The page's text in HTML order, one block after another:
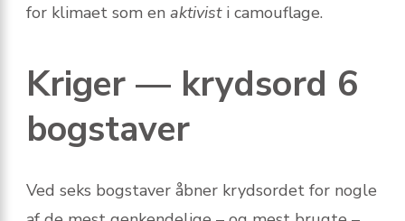
for klimaet som en aktivisti camouflage.
Kriger — krydsord 6
bogstaver
Ved seks bogstaver åbner krydsordet for nogle